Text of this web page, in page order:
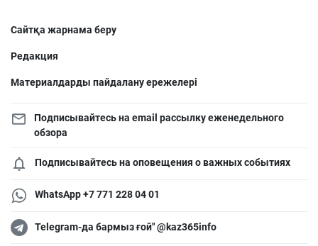
Сайтқа жарнама беру
Редакция
Материалдарды пайдалану ережелері
Подписывайтесь на email рассылку еженедельного
обзора
Подписывайтесь на оповещения о важных событиях
WhatsApp +7 771 228 04 01
Telegram-да бармыз ғой" @kaz365info